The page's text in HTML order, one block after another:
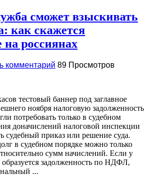
сможет взыскивать
как скажется
на россиянах
комментарий 89 Просмотров
тестовый баннер под заглавное
ноября налоговую задолженность
потребовать только в судебном
доначислений налоговой инспекции
судебный приказ или решение суда.
в судебном порядке можно только
сумм начислений. Если у
задолженность по НДФЛ,
...